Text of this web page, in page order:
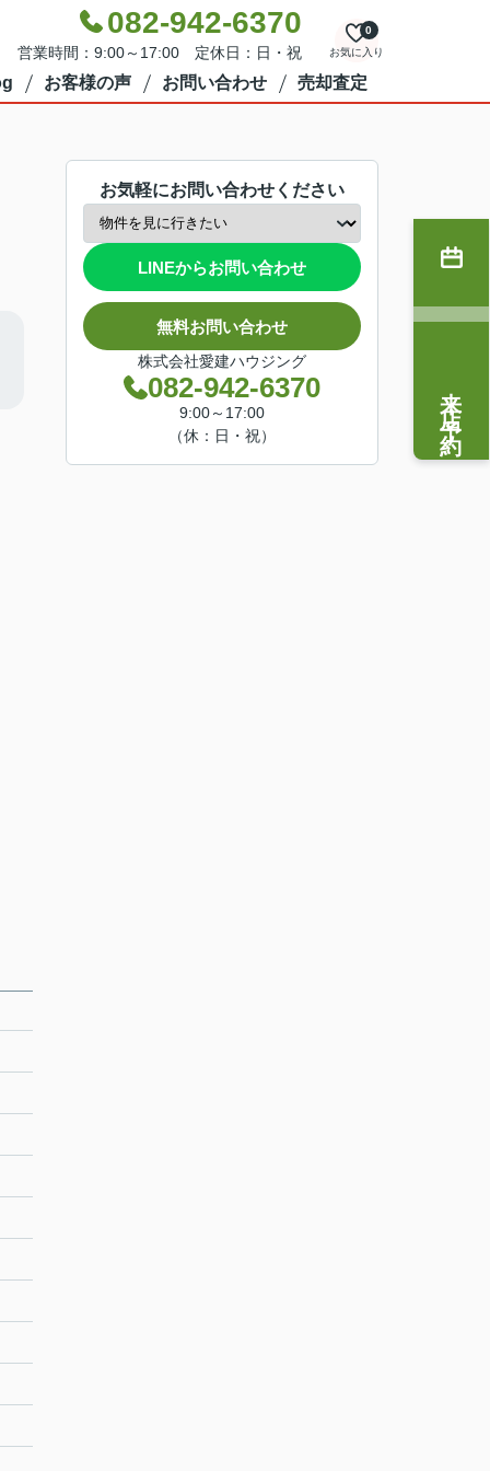
082-942-6370
営業時間：9:00～17:00 定休日：日・祝 お気に入り
0
お客様の声 お問い合わせ 売却査定
お気軽にお問い合わせください
LINEからお問い合わせ
無料お問い合わせ
株式会社愛建ハウジング
082-942-6370
9:00～17:00
（休：日・祝）
来店予約